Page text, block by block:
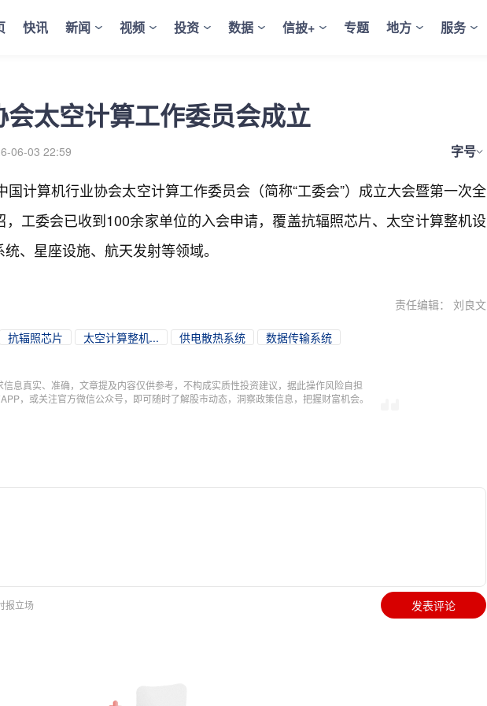
快讯 新闻 视频 投资 数据 信披+ 专题 地方 服务
太空计算工作委员会成立
06-03 22:59 字号
国计算机行业协会太空计算工作委员会（简称“工委会”）成立大会暨第一次全
工委会已收到100余家单位的入会申请，覆盖抗辐照芯片、太空计算整机设
、星座设施、航天发射等领域。
责任编辑： 刘良文
抗辐照芯片 太空计算整机... 供电散热系统 数据传输系统
信息真实、准确，文章提及内容仅供参考，不构成实质性投资建议，据此操作风险自担
，或关注官方微信公众号，即可随时了解股市动态，洞察政策信息，把握财富机会。
报立场 发表评论